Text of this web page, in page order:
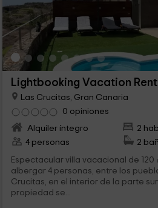
Las Crucitas, Gran Canaria
0 opiniones
Alquiler íntegro
2
4 personas
2
Espectacular villa vacacional de
albergar 4 personas, entre los
Crucitas, en el interior de la parte
propiedad se...